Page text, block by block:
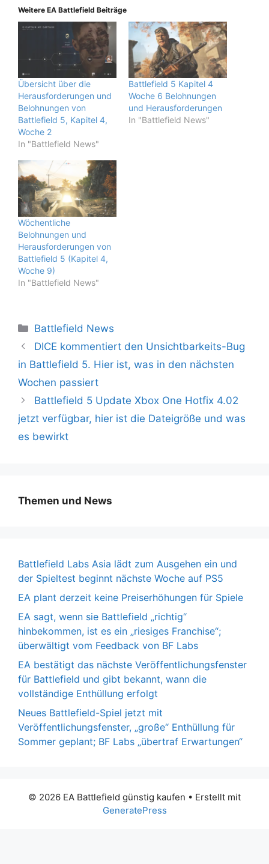
Weitere EA Battlefield Beiträge
Übersicht über die
Herausforderungen und
Belohnungen von
Battlefield 5, Kapitel 4,
Woche 2
In "Battlefield News"
Battlefield 5 Kapitel 4
Woche 6 Belohnungen
und Herausforderungen
In "Battlefield News"
Wöchentliche
Belohnungen und
Herausforderungen von
Battlefield 5 (Kapitel 4,
Woche 9)
In "Battlefield News"
Kategorien
Battlefield News
DICE kommentiert den Unsichtbarkeits-Bug
in Battlefield 5. Hier ist, was in den nächsten
Wochen passiert
Battlefield 5 Update Xbox One Hotfix 4.02
jetzt verfügbar, hier ist die Dateigröße und was
es bewirkt
Themen und News
Battlefield Labs Asia lädt zum Ausgehen ein und
der Spieltest beginnt nächste Woche auf PS5
EA plant derzeit keine Preiserhöhungen für Spiele
EA sagt, wenn sie Battlefield „richtig“
hinbekommen, ist es ein „riesiges Franchise“;
überwältigt vom Feedback von BF Labs
EA bestätigt das nächste Veröffentlichungsfenster
für Battlefield und gibt bekannt, wann die
vollständige Enthüllung erfolgt
Neues Battlefield-Spiel jetzt mit
Veröffentlichungsfenster, „große“ Enthüllung für
Sommer geplant; BF Labs „übertraf Erwartungen“
© 2026 EA Battlefield günstig kaufen • Erstellt mit
GeneratePress